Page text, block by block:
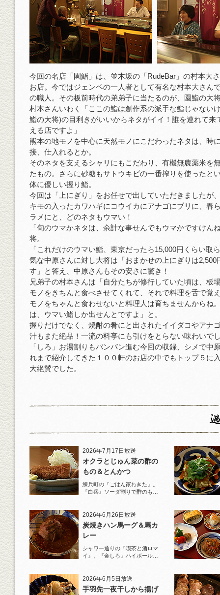
今回の名店「園鮨」は、並木坂の「RudeBar」の村本大
お店。今ではジェンベの一人者として有名な村本大さん
の職人。その板前時代の弟弟子に当たるのが、園鮨の大
村本さんいわく「ここの鮨は創作系の派手な鮨じゃない
鮨の大将)の目利きがいいからネタがイイ！誰を連れて来
える店ですよ」
熊本の地モノを中心に天然モノにこだわったネタは、時
接、仕入れるとか。
そのネタを支えるシャリにもこだわり、有機無農薬米を
たもの。さらに砂糖もサトウキビの一番搾りを使ったと
体に優しい握り鮨。
今回は「上にぎり」をお任せで出していただきましたが
キモの入ったカワハギにコウイカにアナゴにブリに、春
ラメにと、どのネタもウマい！
「旬のウマかネタは、余計な事せんでもウマかですけん
将。
「これだけのウマい鮨、東京だったら15,000円くらい取
気な中原さんに対し大将は「おまかせの上にぎりは2,500
す」と答え、中原さんもその安さに驚き！
兄弟子の村本さんは「自分たちが修行していた頃は、板
モノをきちんと食べさせてくれて、それで料理を舌で覚
モノをちゃんと食わせないと料理人は育ちませんからね
は、ウマい鮨しか出せんとですよ」と。
握りだけでなく、焼酎の肴にと出されたイイダコやアナ
汁もまた絶品！一流の料亭にも引けをとらない味わいで
「しろ」お湯割りもバンバン進む今回の収録、シメで中
れまで紹介してきた１００軒のお店の中でもトップ５に
大絶賛でした。
2026年7月17日放送
オクラとじゅん菜の酢の
もの＆とんかつ
練兵町の『ごはん家わきた』。
『白岳』ソーダ割りで酢のもの
2026年6月26日放送
炭焼きハン馬ーグ＆馬カ
レー
シャワー通りの『喫茶と酒ロマ
イ』。『金しろ』ハイボールで
2026年6月5日放送
手羽先一夜干しから揚げ